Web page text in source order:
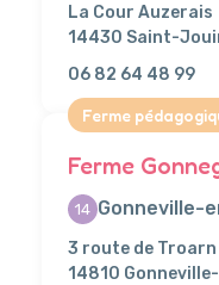
La Cour Auzerais
14430 Saint-
06 82 64 48 99
Ferme
Ferme
14 Gonneville-
3 route de Troarn
14810